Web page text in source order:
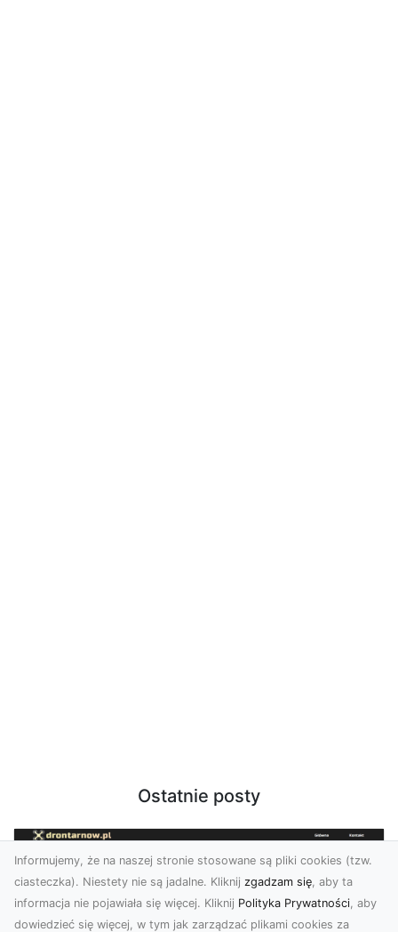
Ostatnie posty
Informujemy, że na naszej stronie stosowane są pliki cookies (tzw.
ciasteczka). Niestety nie są jadalne. Kliknij zgadzam się, aby ta
informacja nie pojawiała się więcej. Kliknij Polityka Prywatności, aby
dowiedzieć się więcej, w tym jak zarządzać plikami cookies za